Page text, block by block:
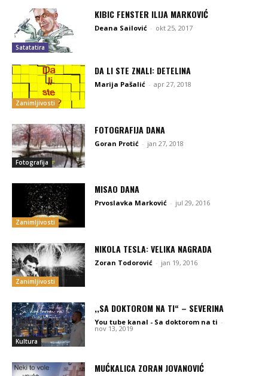
Satatatira
KIBIC FENSTER ILIJA MARKOVIĆ
Deana Sailović - okt 25, 2017
Zanimljivosti
DA LI STE ZNALI: DETELINA
Marija Pašalić - apr 27, 2018
Fotografija
FOTOGRAFIJA DANA
Goran Protić - jan 27, 2018
Zanimljivosti
MISAO DANA
Prvoslavka Marković - jul 29, 2016
Zanimljivosti
NIKOLA TESLA: VELIKA NAGRADA
Zoran Todorović - jan 19, 2016
Kultura
,,SA DOKTOROM NA TI“ – SEVERINA
You tube kanal - Sa doktorom na ti -
nov 13, 2019
MUĆKALICA ZORAN JOVANOVIĆ